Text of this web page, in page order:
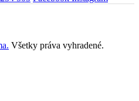
Všetky práva vyhradené.